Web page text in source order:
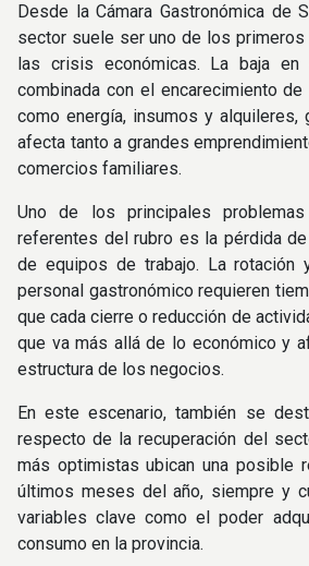
Desde la Cámara Gastronómica de
sector suele ser uno de los
las crisis económicas. La baja en
combinada con el encarecimiento
como energía, insumos y alquileres,
afecta tanto a grandes
comercios familiares.
Uno de los principales
referentes del rubro es la pérdida
de equipos de trabajo. La rotación
personal gastronómico requieren
que cada cierre o reducción de
que va más allá de lo económico y
estructura de los negocios.
En este escenario, también se
respecto de la recuperación del
más optimistas ubican una posible
últimos meses del año, siempre y
variables clave como el poder
consumo en la provincia.